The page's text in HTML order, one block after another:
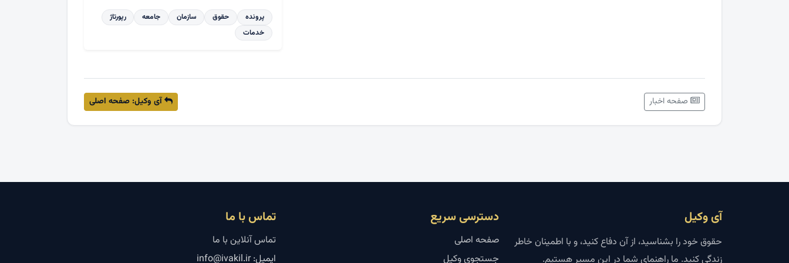
پرونده حقوق سازمان جامعه
رپورتاژ
خدمات
صفحه اخبار آی وکیل: صفحه اصلی
آی وکیل
حقوق خود را بشناسید، از آن دفاع کنید، و با اطمینان خاطر
زندگی کنید. ما راهنمای شما در این مسیر هستیم.
دسترسی سریع
صفحه اصلی
جستجوی وکیل
تماس با ما
تماس آنلاین با ما
ایمیل: info@ivakil.ir